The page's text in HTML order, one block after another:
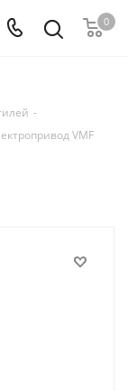
0
-
VMF